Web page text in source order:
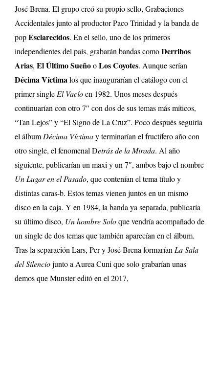
José Brena. El grupo creó su propio sello, Grabaciones
Accidentales junto al productor Paco Trinidad y la banda de
popEsclarecidos. En el sello, uno de los primeros
independientes del país, grabarán bandas comoDerribos
Arias, El Último SueñooLos Coyotes. Aunque serían
Décima Víctimalos que inaugurarían el catálogo con el
primer single El Vacíoen 1982. Unos meses después
continuarían con otro 7″ con dos de sus temas más míticos,
“Tan Lejos” y “El Signo de La Cruz”. Poco después seguiría
el álbum Décima Víctimay terminarían el fructífero año con
otro single, el fenomenal Detrás de la Mirada. Al año
siguiente, publicarían un maxi y un 7″, ambos bajo el nombre
Un Lugar en el Pasado, que contenían el tema título y
distintas caras-b. Estos temas vienen juntos en un mismo
disco en la caja. Y en 1984, la banda ya separada, publicaría
su último disco, Un hombre Soloque vendría acompañado de
un single de dos temas que también aparecían en el álbum.
Tras la separación Lars, Per y José Brena formarían La Sala
del Silenciojunto a Aurea Cuni que solo grabarían unas
demos que Munster editó en el 2017,